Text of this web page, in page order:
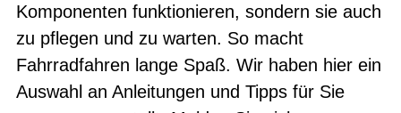
Komponenten funktionieren, sondern sie auch
zu pflegen und zu warten. So macht
Fahrradfahren lange Spaß. Wir haben hier ein
Auswahl an Anleitungen und Tipps für Sie